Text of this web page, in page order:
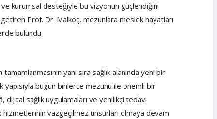
kurumsal desteğiyle bu vizyonun güçlendiğini
getiren Prof. Dr. Malkoç, mezunlara meslek hayatları
bulundu.
yanı sıra sağlık alanında yeni bir
bugün binlerce mezunu ile önemli bir
dijital sağlık uygulamaları ve yenilikçi tedavi
vazgeçilmez unsurları olmaya devam